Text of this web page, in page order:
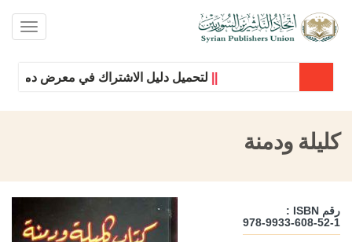
لتحميل دليل الاشتراك في معرض دمشق
كليلة ودمنة
رقم ISBN :
978-9933-608-52-1